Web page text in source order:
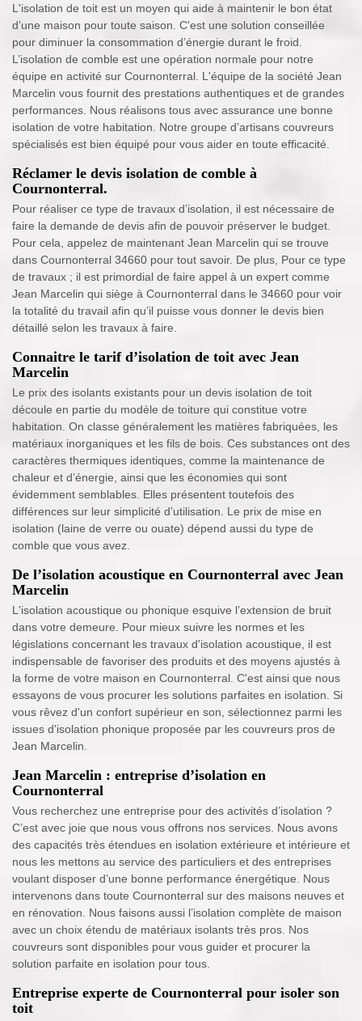
L'isolation de toit est un moyen qui aide à maintenir le bon état
d’une maison pour toute saison. C'est une solution conseillée
pour diminuer la consommation d’énergie durant le froid.
L’isolation de comble est une opération normale pour notre
équipe en activité sur Cournonterral. L'équipe de la société Jean
Marcelin vous fournit des prestations authentiques et de grandes
performances. Nous réalisons tous avec assurance une bonne
isolation de votre habitation. Notre groupe d’artisans couvreurs
spécialisés est bien équipé pour vous aider en toute efficacité.
Réclamer le devis isolation de comble à
Cournonterral.
Pour réaliser ce type de travaux d’isolation, il est nécessaire de
faire la demande de devis afin de pouvoir préserver le budget.
Pour cela, appelez de maintenant Jean Marcelin qui se trouve
dans Cournonterral 34660 pour tout savoir. De plus, Pour ce type
de travaux ; il est primordial de faire appel à un expert comme
Jean Marcelin qui siège à Cournonterral dans le 34660 pour voir
la totalité du travail afin qu’il puisse vous donner le devis bien
détaillé selon les travaux à faire.
Connaitre le tarif d’isolation de toit avec Jean
Marcelin
Le prix des isolants existants pour un devis isolation de toit
découle en partie du modèle de toiture qui constitue votre
habitation. On classe généralement les matières fabriquées, les
matériaux inorganiques et les fils de bois. Ces substances ont des
caractères thermiques identiques, comme la maintenance de
chaleur et d’énergie, ainsi que les économies qui sont
évidemment semblables. Elles présentent toutefois des
différences sur leur simplicité d’utilisation. Le prix de mise en
isolation (laine de verre ou ouate) dépend aussi du type de
comble que vous avez.
De l’isolation acoustique en Cournonterral avec Jean
Marcelin
L'isolation acoustique ou phonique esquive l’extension de bruit
dans votre demeure. Pour mieux suivre les normes et les
législations concernant les travaux d'isolation acoustique, il est
indispensable de favoriser des produits et des moyens ajustés à
la forme de votre maison en Cournonterral. C'est ainsi que nous
essayons de vous procurer les solutions parfaites en isolation. Si
vous rêvez d'un confort supérieur en son, sélectionnez parmi les
issues d'isolation phonique proposée par les couvreurs pros de
Jean Marcelin.
Jean Marcelin : entreprise d’isolation en
Cournonterral
Vous recherchez une entreprise pour des activités d’isolation ?
C’est avec joie que nous vous offrons nos services. Nous avons
des capacités très étendues en isolation extérieure et intérieure et
nous les mettons au service des particuliers et des entreprises
voulant disposer d’une bonne performance énergétique. Nous
intervenons dans toute Cournonterral sur des maisons neuves et
en rénovation. Nous faisons aussi l’isolation complète de maison
avec un choix étendu de matériaux isolants très pros. Nos
couvreurs sont disponibles pour vous guider et procurer la
solution parfaite en isolation pour tous.
Entreprise experte de Cournonterral pour isoler son
toit